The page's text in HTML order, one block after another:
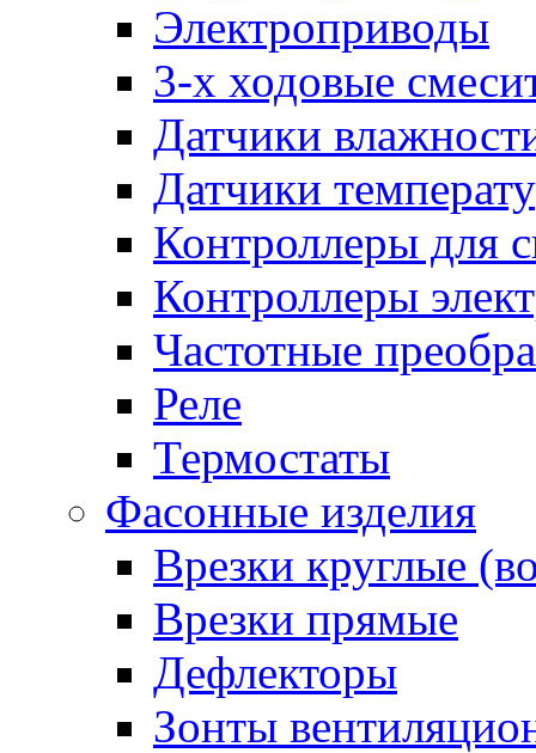
Электроприводы
3-х ходовые
Датчики
Датчики
Контроллеры для
Контроллеры
Частотные
Реле
Термостаты
Фасонные изделия
Врезки круглые
Врезки прямые
Дефлекторы
Зонты